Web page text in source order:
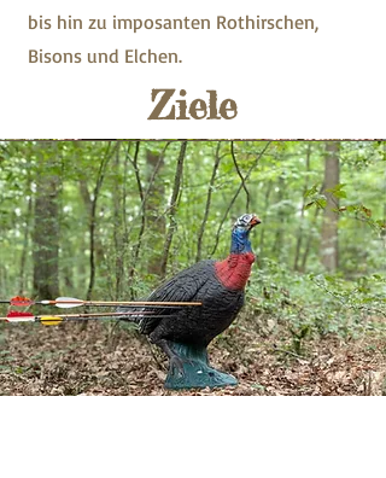
bis hin zu imposanten Rothirschen,
Bisons und Elchen.
Ziele